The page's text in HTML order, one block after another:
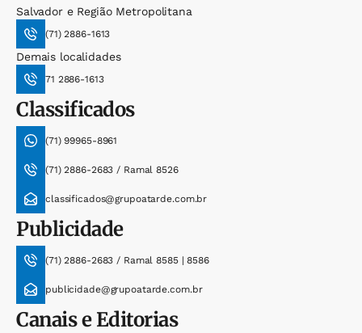
Salvador e Região Metropolitana
(71) 2886-1613
Demais localidades
71 2886-1613
Classificados
(71) 99965-8961
(71) 2886-2683 / Ramal 8526
classificados@grupoatarde.com.br
Publicidade
(71) 2886-2683 / Ramal 8585 | 8586
publicidade@grupoatarde.com.br
Canais e Editorias